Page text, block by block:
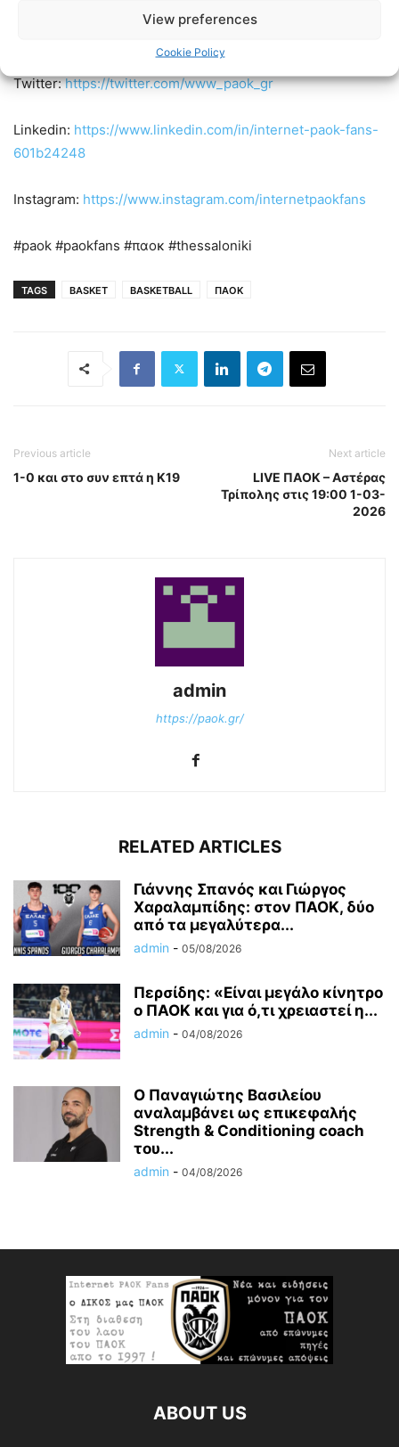
View preferences
Cookie Policy
Twitter:https://twitter.com/www_paok_gr
Linkedin: https://www.linkedin.com/in/internet-paok-fans-
601b24248
Instagram: https://www.instagram.com/internetpaokfans
#paok #paokfans #παοκ #thessaloniki
TAGS BASKET BASKETBALL ΠΑΟΚ
Previous article
1-0 και στο συν επτά η Κ19
Next article
LIVE ΠΑΟΚ – Αστέρας
Τρίπολης στις 19:00 1-03-
2026
admin
https://paok.gr/
RELATED ARTICLES
Γιάννης Σπανός και Γιώργος
Χαραλαμπίδης: στον ΠΑΟΚ, δύο
από τα μεγαλύτερα...
admin - 05/08/2026
Περσίδης: «Είναι μεγάλο κίνητρο
ο ΠΑΟΚ και για ό,τι χρειαστεί η...
admin - 04/08/2026
Ο Παναγιώτης Βασιλείου
αναλαμβάνει ως επικεφαλής
Strength & Conditioning coach
του...
admin - 04/08/2026
ABOUT US